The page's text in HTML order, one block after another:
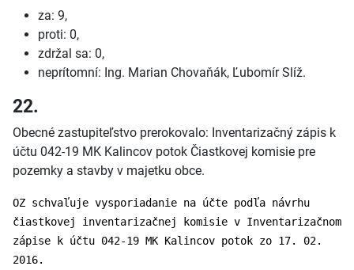
za: 9,
proti: 0,
zdržal sa: 0,
neprítomní: Ing. Marian Chovaňák, Ľubomír Slíž.
22.
Obecné zastupiteľstvo prerokovalo: Inventarizačný zápis k
účtu 042-19 MK Kalincov potok Čiastkovej komisie pre
pozemky a stavby v majetku obce.
OZ schvaľuje vysporiadanie na účte podľa návrhu
čiastkovej inventarizačnej komisie v Inventarizačnom
zápise k účtu 042-19 MK Kalincov potok zo 17. 02.
2016.